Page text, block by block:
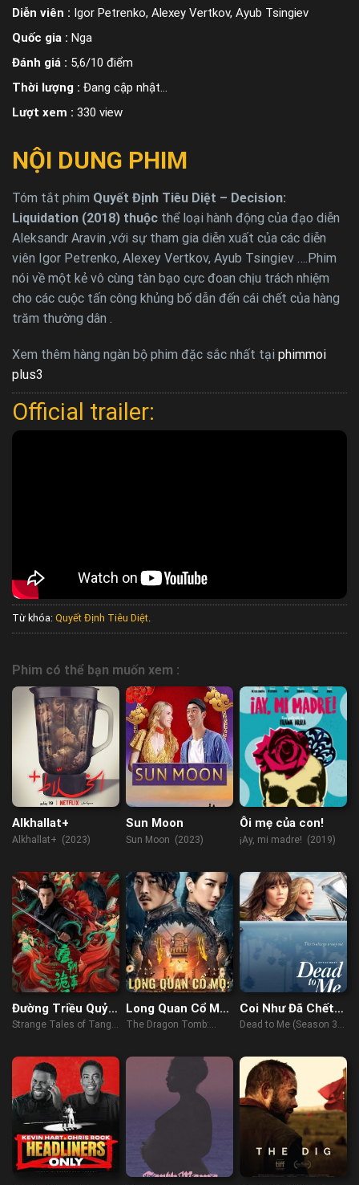
Diễn viên : Igor Petrenko, Alexey Vertkov, Ayub Tsingiev
Quốc gia : Nga
Đánh giá : 5,6/10 điểm
Thời lượng : Đang cập nhật…
Lượt xem : 330 view
NỘI DUNG PHIM
Tóm tắt phim Quyết Định Tiêu Diệt – Decision:
Liquidation (2018) thuộc thể loại hành động của đạo diễn
Aleksandr Aravin ,với sự tham gia diễn xuất của các diễn
viên Igor Petrenko, Alexey Vertkov, Ayub Tsingiev ….Phim
nói về một kẻ vô cùng tàn bạo cực đoan chịu trách nhiệm
cho các cuộc tấn công khủng bố dẫn đến cái chết của hàng
trăm thường dân .
Xem thêm hàng ngàn bộ phim đặc sắc nhất tại phimmoi
plus3
Official trailer:
Từ khóa: Quyết Định Tiêu Diệt.
Phim có thể bạn muốn xem :
Alkhallat+
Alkhallat+ (2023)
Sun Moon
Sun Moon (2023)
Ôi mẹ của con!
¡Ay, mi madre! (2019)
Đường Triều Quỷ
Sự Lục
Strange Tales of Tang
Long Quan Cổ Mộ:
Vua Sói Tây Hạ
The Dragon Tomb:
Coi Như Đã Chết
(Phần 3)
Dead to Me (Season 3)